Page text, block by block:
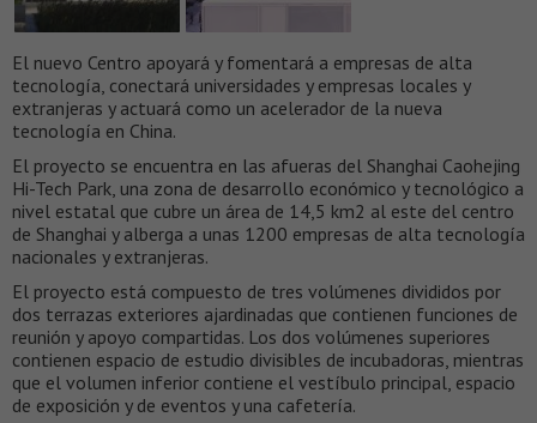
El nuevo Centro apoyará y fomentará a empresas de alta
tecnología, conectará universidades y empresas locales y
extranjeras y actuará como un acelerador de la nueva
tecnología en China.
El proyecto se encuentra en las afueras del Shanghai Caohejing
Hi-Tech Park, una zona de desarrollo económico y tecnológico a
nivel estatal que cubre un área de 14,5 km2 al este del centro
de Shanghai y alberga a unas 1200 empresas de alta tecnología
nacionales y extranjeras.
El proyecto está compuesto de tres volúmenes divididos por
dos terrazas exteriores ajardinadas que contienen funciones de
reunión y apoyo compartidas. Los dos volúmenes superiores
contienen espacio de estudio divisibles de incubadoras, mientras
que el volumen inferior contiene el vestíbulo principal, espacio
de exposición y de eventos y una cafetería.